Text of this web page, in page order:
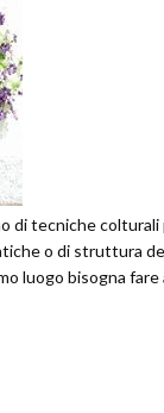
di tecniche
o di struttura
luogo bisogna